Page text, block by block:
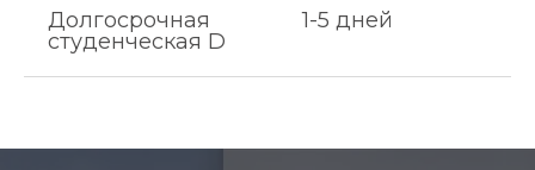
Долгосрочная
студенческая D
1-5 дней